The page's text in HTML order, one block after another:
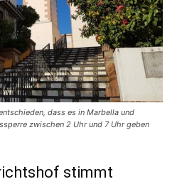
dass es in Marbella und
zwischen 2 Uhr und 7 Uhr geben
stimmt